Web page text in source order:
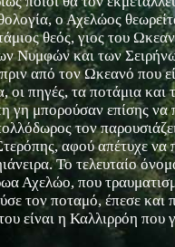
ο Αχελώος
θεός, γιος του
Νυμφών και των
από τον Ωκεανό που
οι πηγές, τα ποτάμια και
γη μπορούσαν επίσης
τον
αφού απέτυχε να
Το τελευταίο
Αχελώο, που
τον ποταμό, έπεσε και
είναι η Καλλιρρόη που